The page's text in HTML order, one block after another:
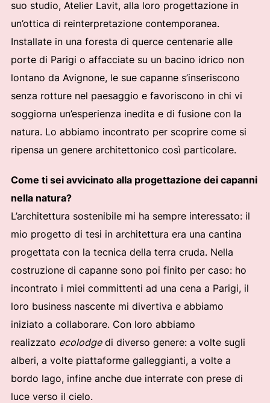
suo studio, Atelier Lavit, alla loro progettazione in
un’ottica di reinterpretazione contemporanea.
Installate in una foresta di querce centenarie alle
porte di Parigi o affacciate su un bacino idrico non
lontano da Avignone, le sue capanne s’inseriscono
senza rotture nel paesaggio e favoriscono in chi vi
soggiorna un’esperienza inedita e di fusione con la
natura. Lo abbiamo incontrato per scoprire come si
ripensa un genere architettonico così particolare.
Come ti sei avvicinato alla progettazione dei capanni
nella natura?
L’architettura sostenibile mi ha sempre interessato: il
mio progetto di tesi in architettura era una cantina
progettata con la tecnica della terra cruda. Nella
costruzione di capanne sono poi finito per caso: ho
incontrato i miei committenti ad una cena a Parigi, il
loro business nascente mi divertiva e abbiamo
iniziato a collaborare. Con loro abbiamo
realizzato ecolodgedi diverso genere: a volte sugli
alberi, a volte piattaforme galleggianti, a volte a
bordo lago, infine anche due interrate con prese di
luce verso il cielo.